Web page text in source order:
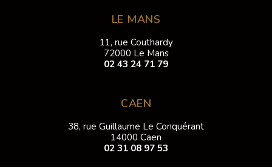
LE MANS
11, rue Couthardy
72000 Le Mans
02 43 24 71 79
CAEN
38, rue Guillaume Le Conquérant
14000 Caen
02 31 08 97 53